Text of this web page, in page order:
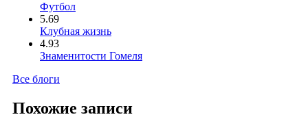
Футбол
5.69
Клубная жизнь
4.93
Знаменитости Гомеля
Все блоги
Похожие записи